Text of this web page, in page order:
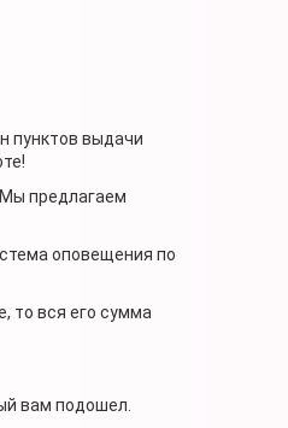
пунктов выдачи
Мы предлагаем
оповещения по
то вся его сумма
вам подошел.